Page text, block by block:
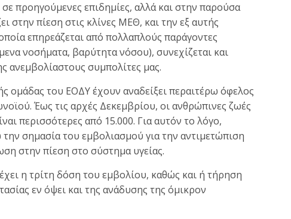
προηγούμενες επιδημίες, αλλά και στην παρούσα
στην πίεση στις κλίνες ΜΕΘ, και την εξ αυτής
επηρεάζεται από πολλαπλούς παράγοντες
νοσήματα, βαρύτητα νόσου), συνεχίζεται και
ανεμβολίαστους συμπολίτες μας.
ομάδας του ΕΟΔΥ έχουν αναδείξει περαιτέρω όφελος
Έως τις αρχές Δεκεμβρίου, οι ανθρώπινες ζωές
περισσότερες από 15.000. Για αυτόν το λόγο,
σημασία του εμβολιασμού για την αντιμετώπιση
στην πίεση στο σύστημα υγείας.
η τρίτη δόση του εμβολίου, καθώς και ή τήρηση
εν όψει και της ανάδυσης της όμικρον